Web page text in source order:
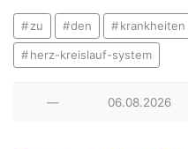
zu den krankheiten
herz-kreislauf-system
— 06.08.2026